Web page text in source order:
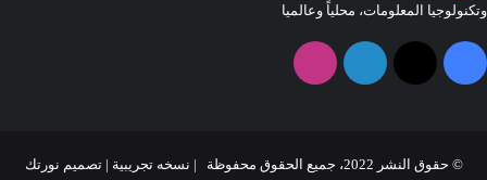
وتكنولوجيا المعلومات، محلياً وعالميا
فيسبوك
‫X لينكدإن انستقرام
© حقوق النشر 2022، جميع الحقوق محفوظة | نسخه تجريبية | تصميم نورتك